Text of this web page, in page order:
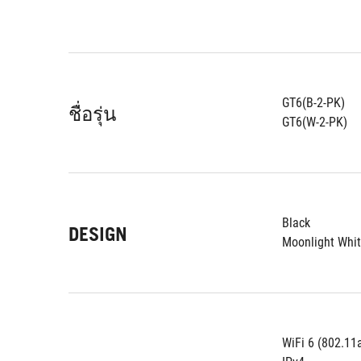
ชื่อรุ่น
GT6(B-2-PK)
GT6(W-2-PK)
DESIGN
Black
Moonlight
WiFi 6